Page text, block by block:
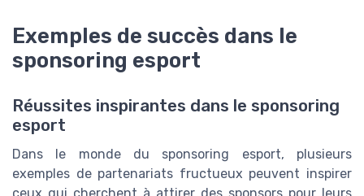
Exemples de succès dans le
sponsoring esport
Réussites inspirantes dans le sponsoring
esport
Dans le monde du sponsoring esport, plusieurs
exemples de partenariats fructueux peuvent inspirer